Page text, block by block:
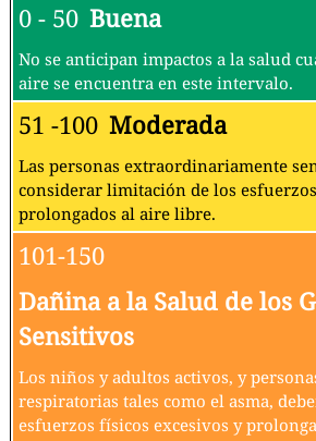
0 - 50 Buena
No se anticipan impactos a la salud
aire se encuentra en este intervalo.
51 -100 Moderada
Las personas extraordinariamente
considerar limitación de los
prolongados al aire libre.
101-150
Dañina a la Salud de los
Sensitivos
Los niños y adultos activos, y
respiratorias tales como el asma,
esfuerzos físicos excesivos y